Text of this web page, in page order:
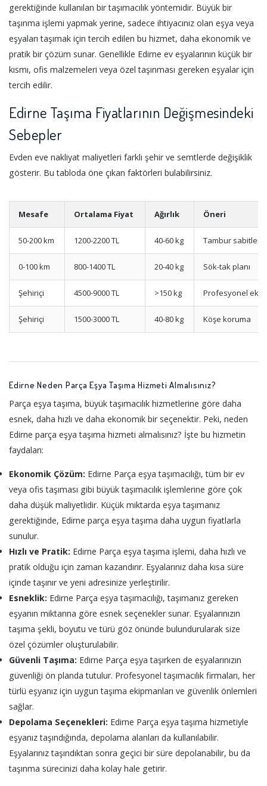
gerektiğinde kullanılan bir taşımacılık yöntemidir. Büyük bir
taşınma işlemi yapmak yerine, sadece ihtiyacınız olan eşya veya
eşyaları taşımak için tercih edilen bu hizmet, daha ekonomik ve
pratik bir çözüm sunar. Genellikle Edirne ev eşyalarının küçük bir
kısmı, ofis malzemeleri veya özel taşınması gereken eşyalar için
tercih edilir.
Edirne Taşıma Fiyatlarının Değişmesindeki
Sebepler
Evden eve nakliyat maliyetleri farklı şehir ve semtlerde değişiklik
gösterir. Bu tabloda öne çıkan faktörleri bulabilirsiniz.
Mesafe Ortalama Fiyat Ağırlık Öneri
50-200 km 1200-2200 TL 40-60 kg Tambur
0-100 km 800-1400 TL 20-40 kg Sök-tak planı
Şehiriçi 4500-9000 TL >150 kg Profesyonel ekip
Şehiriçi 1500-3000 TL 40-80 kg Köşe koruma
Edirne Neden Parça Eşya Taşıma Hizmeti Almalısınız?
Parça eşya taşıma, büyük taşımacılık hizmetlerine göre daha
esnek, daha hızlı ve daha ekonomik bir seçenektir. Peki, neden
Edirne parça eşya taşıma hizmeti almalısınız? İşte bu hizmetin
faydaları:
Ekonomik Çözüm: Edirne Parça eşya taşımacılığı, tüm bir ev
veya ofis taşıması gibi büyük taşımacılık işlemlerine göre çok
daha düşük maliyetlidir. Küçük miktarda eşya taşımanız
gerektiğinde, Edirne parça eşya taşıma daha uygun fiyatlarla
sunulur.
Hızlı ve Pratik: Edirne Parça eşya taşıma işlemi, daha hızlı ve
pratik olduğu için zaman kazandırır. Eşyalarınız daha kısa süre
içinde taşınır ve yeni adresinize yerleştirilir.
Esneklik: Edirne Parça eşya taşımacılığı, taşımanız gereken
eşyanın miktarına göre esnek seçenekler sunar. Eşyalarınızın
taşıma şekli, boyutu ve türü göz önünde bulundurularak size
özel çözümler oluşturulabilir.
Güvenli Taşıma: Edirne Parça eşya taşırken de eşyalarınızın
güvenliği ön planda tutulur. Profesyonel taşımacılık firmaları, her
türlü eşyanız için uygun taşıma ekipmanları ve güvenlik önlemleri
sağlar.
Depolama Seçenekleri: Edirne Parça eşya taşıma hizmetiyle
eşyanız taşındığında, depolama alanları da kullanılabilir.
Eşyalarınız taşındıktan sonra geçici bir süre depolanabilir, bu da
taşınma sürecinizi daha kolay hale getirir.